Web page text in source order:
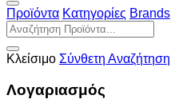
Προϊόντα Κατηγορίες Brands
Κλείσιμο Σύνθετη Αναζήτηση
Λογαριασμός